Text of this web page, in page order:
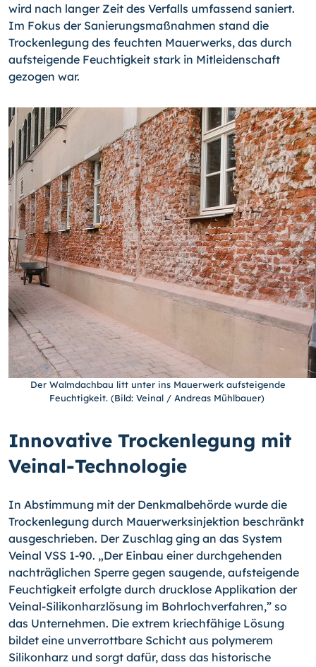
wird nach langer Zeit des Verfalls umfassend saniert.
Im Fokus der Sanierungsmaßnahmen stand die
Trockenlegung des feuchten Mauerwerks, das durch
aufsteigende Feuchtigkeit stark in Mitleidenschaft
gezogen war.
Der Walmdachbau litt unter ins Mauerwerk aufsteigende
Feuchtigkeit. (Bild: Veinal / Andreas Mühlbauer)
Innovative Trockenlegung mit
Veinal-Technologie
In Abstimmung mit der Denkmalbehörde wurde die
Trockenlegung durch Mauerwerksinjektion beschränkt
ausgeschrieben. Der Zuschlag ging an das System
Veinal VSS 1-90. „Der Einbau einer durchgehenden
nachträglichen Sperre gegen saugende, aufsteigende
Feuchtigkeit erfolgte durch drucklose Applikation der
Veinal-Silikonharzlösung im Bohrlochverfahren,” so
das Unternehmen. Die extrem kriechfähige Lösung
bildet eine unverrottbare Schicht aus polymerem
Silikonharz und sorgt dafür, dass das historische